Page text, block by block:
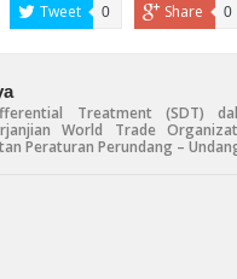
Tweet 0 Share 0
Treatment (SDT)
World Trade
Peraturan Perundang –